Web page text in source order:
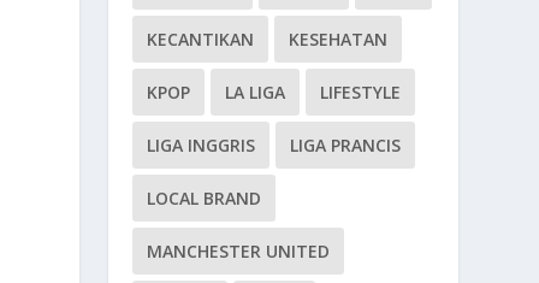
KECANTIKAN KESEHATAN
KPOP LA LIGA LIFESTYLE
LIGA INGGRIS LIGA PRANCIS
LOCAL BRAND
MANCHESTER UNITED